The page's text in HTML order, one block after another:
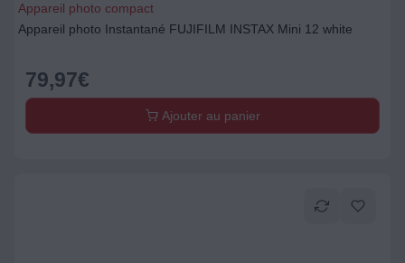
Appareil photo compact
Appareil photo Instantané FUJIFILM INSTAX Mini 12 white
79,97€
Ajouter au panier